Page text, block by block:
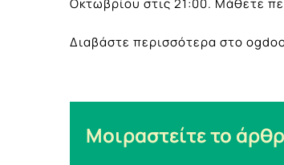
Οκτωβρίου στις 21:00. Μάθετε
Διαβάστε περισσότερα στο
Μοιραστείτε το